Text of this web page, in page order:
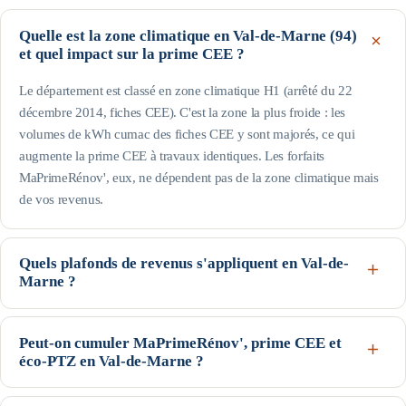
Quelle est la zone climatique en Val-de-Marne (94)
et quel impact sur la prime CEE ?
Le département est classé en zone climatique H1 (arrêté du 22
décembre 2014, fiches CEE). C'est la zone la plus froide : les
volumes de kWh cumac des fiches CEE y sont majorés, ce qui
augmente la prime CEE à travaux identiques. Les forfaits
MaPrimeRénov', eux, ne dépendent pas de la zone climatique mais
de vos revenus.
Quels plafonds de revenus s'appliquent en Val-de-
Marne ?
Le département fait partie de l'Île-de-France : ce sont les plafonds
franciliens, plus élevés, qui s'appliquent. Pour une personne seule, le
profil Bleu (très modestes) va jusqu'à 24 031 € de revenu fiscal de
référence, le Jaune jusqu'à 29 253 € et le Violet jusqu'à 40 851 € ;
Peut-on cumuler MaPrimeRénov', prime CEE et
éco-PTZ en Val-de-Marne ?
Oui, ces trois dispositifs nationaux sont cumulables sur un même